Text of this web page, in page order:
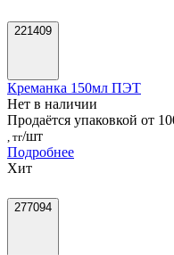
221409
Креманка 150мл ПЭТ
Нет в наличии
Продаётся упаковкой от
, тг/шт
Подробнее
Хит
277094